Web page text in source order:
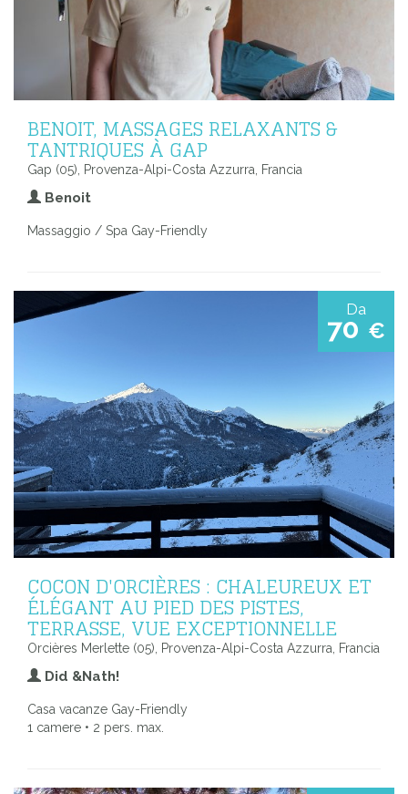
BENOIT, MASSAGES RELAXANTS &
TANTRIQUES À GAP
Gap (05), Provenza-Alpi-Costa Azzurra, Francia
Benoit
Massaggio / Spa Gay-Friendly
Da
70 €
COCON D'ORCIÈRES : CHALEUREUX ET
ÉLÉGANT AU PIED DES PISTES,
TERRASSE, VUE EXCEPTIONNELLE
Orcières Merlette (05), Provenza-Alpi-Costa Azzurra, Francia
Did &Nath!
Casa vacanze Gay-Friendly
1 camere • 2 pers. max.